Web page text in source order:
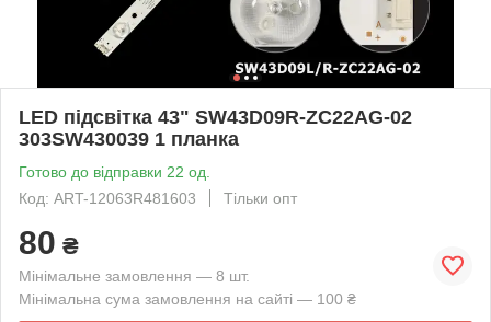
LED підсвітка 43" SW43D09R-ZC22AG-02
303SW430039 1 планка
Готово до відправки 22 од.
Код: ART-12063R481603
Тільки опт
80 ₴
Мінімальне замовлення — 8 шт.
Мінімальна сума замовлення на сайті — 100 ₴